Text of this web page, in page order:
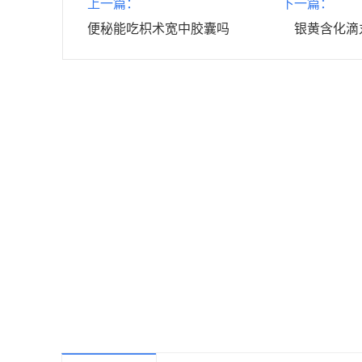
便秘能吃枳术宽中胶囊吗
银黄含化